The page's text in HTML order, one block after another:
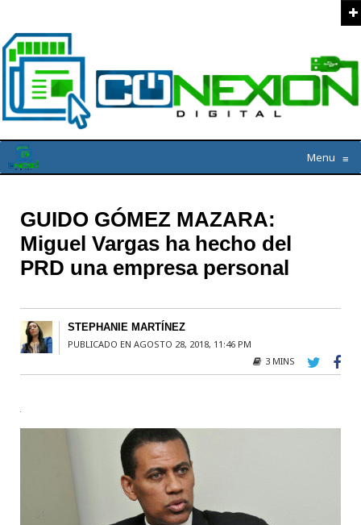
Menu ≡
GUIDO GÓMEZ MAZARA:
Miguel Vargas ha hecho del
PRD una empresa personal
STEPHANIE MARTÍNEZ
PUBLICADO EN AGOSTO 28, 2018, 11:46 PM
3 MINS